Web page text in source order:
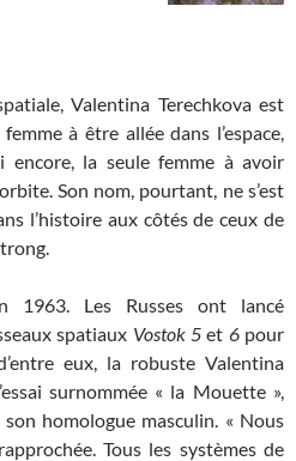
Valentina Terechkova est
à être allée dans l’espace,
encore, la seule femme à avoir
Son nom, pourtant, ne s’est
l’histoire aux côtés de ceux de
1963. Les Russes ont lancé
spatiaux Vostok 5 et 6pour
eux, la robuste Valentina
surnommée « la Mouette »,
homologue masculin. « Nous
Tous les systèmes de